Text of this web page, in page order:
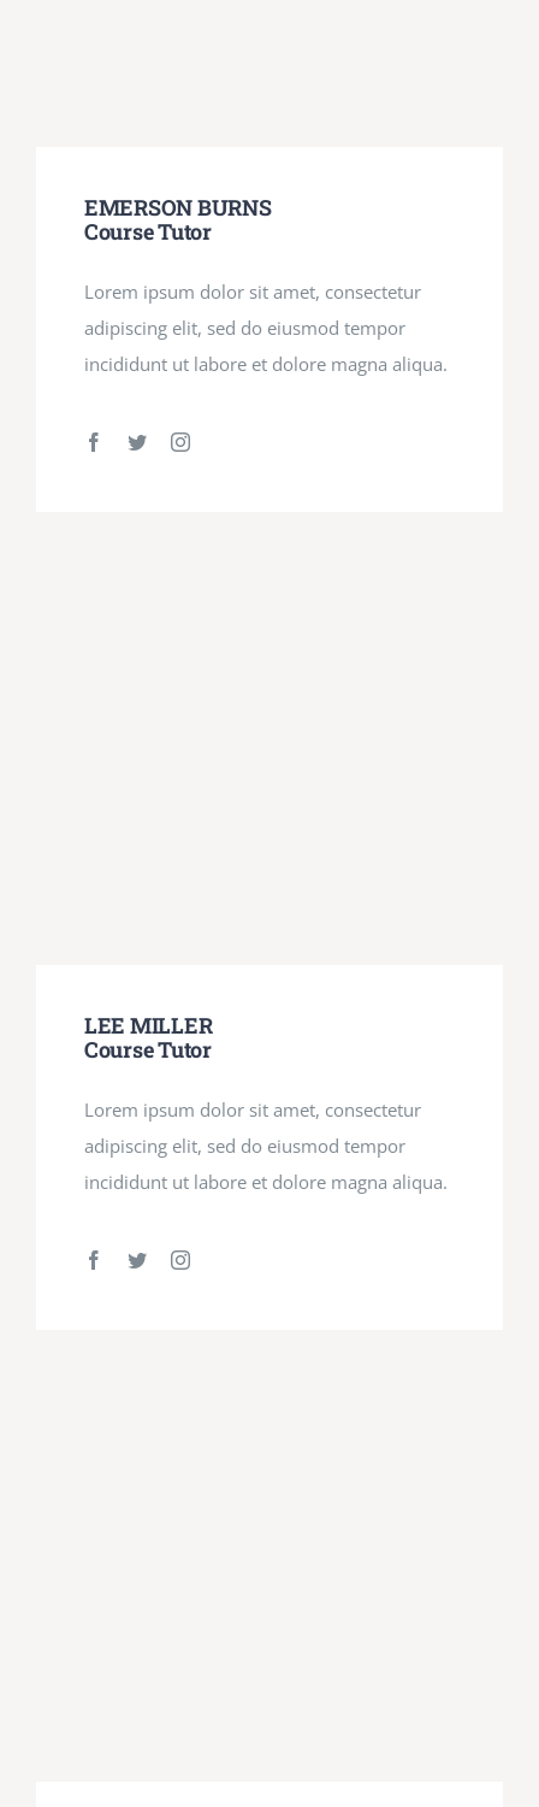
EMERSON BURNS
Course Tutor
Lorem ipsum dolor sit amet, consectetur
adipiscing elit, sed do eiusmod tempor
incididunt ut labore et dolore magna aliqua.
LEE MILLER
Course Tutor
Lorem ipsum dolor sit amet, consectetur
adipiscing elit, sed do eiusmod tempor
incididunt ut labore et dolore magna aliqua.